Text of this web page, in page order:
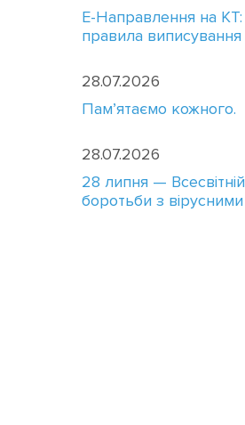
E-Направлення на
правила виписування
28.07.2026
Пам’ятаємо кожного.
28.07.2026
28 липня —
боротьби з